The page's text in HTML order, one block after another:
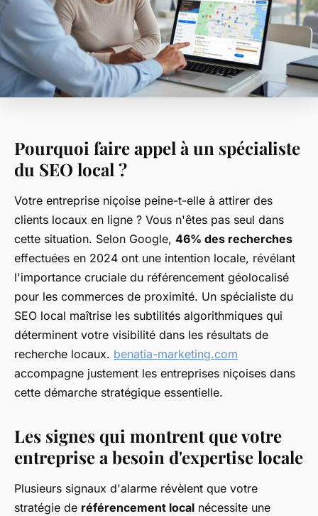
Pourquoi faire appel à un spécialiste
du SEO local ?
Votre entreprise niçoise peine-t-elle à attirer des
clients locaux en ligne ? Vous n'êtes pas seul dans
cette situation. Selon Google, 46% des recherches
effectuées en 2024 ont une intention locale, révélant
l'importance cruciale du référencement géolocalisé
pour les commerces de proximité. Un spécialiste du
SEO local maîtrise les subtilités algorithmiques qui
déterminent votre visibilité dans les résultats de
recherche locaux. benatia-marketing.com
accompagne justement les entreprises niçoises dans
cette démarche stratégique essentielle.
Les signes qui montrent que votre
entreprise a besoin d'expertise locale
Plusieurs signaux d'alarme révèlent que votre
stratégie de référencement local nécessite une